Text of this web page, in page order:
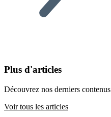
Plus d'articles
Découvrez nos derniers contenus
Voir tous les articles